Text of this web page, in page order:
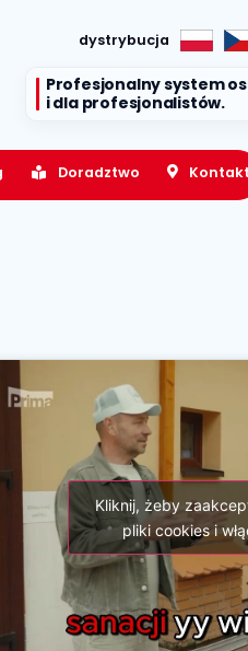
dystrybucja
Profesjonalny system
i dla profesjonalistów.
Doradztwo Kontakt
Kliknij, żeby
pliki cookies i